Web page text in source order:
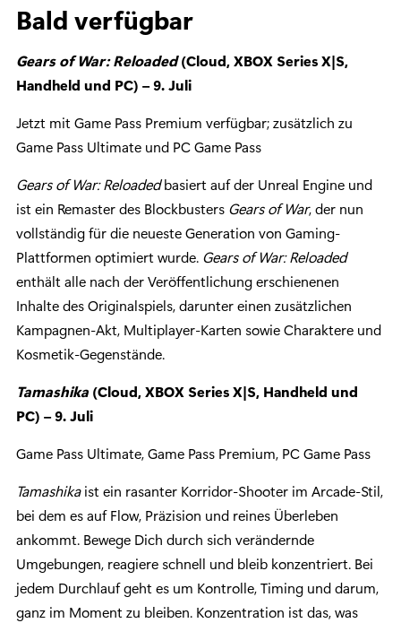
Bald verfügbar
Gears of War: Reloaded(Cloud, XBOX Series X|S,
Handheld und PC) – 9. Juli
Jetzt mit Game Pass Premium verfügbar; zusätzlich zu
Game Pass Ultimate und PC Game Pass
Gears of War: Reloadedbasiert auf der Unreal Engine und
ist ein Remaster des Blockbusters Gears of War, der nun
vollständig für die neueste Generation von Gaming-
Plattformen optimiert wurde. Gears of War: Reloaded
enthält alle nach der Veröffentlichung erschienenen
Inhalte des Originalspiels, darunter einen zusätzlichen
Kampagnen-Akt, Multiplayer-Karten sowie Charaktere und
Kosmetik-Gegenstände.
Tamashika (Cloud, XBOX Series X|S, Handheld und
PC) – 9. Juli
Game Pass Ultimate, Game Pass Premium, PC Game Pass
Tamashikaist ein rasanter Korridor-Shooter im Arcade-Stil,
bei dem es auf Flow, Präzision und reines Überleben
ankommt. Bewege Dich durch sich verändernde
Umgebungen, reagiere schnell und bleib konzentriert. Bei
jedem Durchlauf geht es um Kontrolle, Timing und darum,
ganz im Moment zu bleiben. Konzentration ist das, was